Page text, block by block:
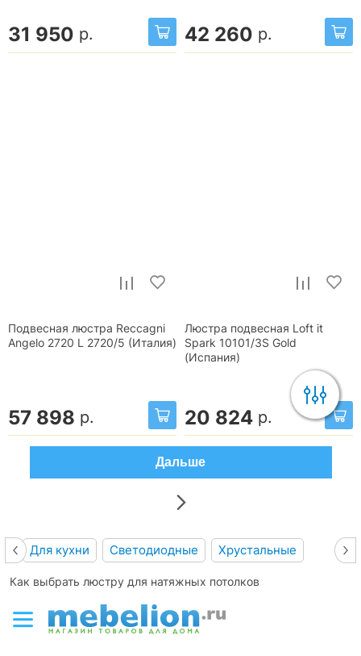
31 950 р. 42 260 р.
Подвесная люстра Reccagni
Angelo 2720 L 2720/5 (Италия)
57 898 р.
Люстра подвесная Loft it
Spark 10101/3S Gold
(Испания)
20 824 р.
Дальше
Для кухни Светодиодные Хрустальные
Как выбрать люстру для натяжных потолков